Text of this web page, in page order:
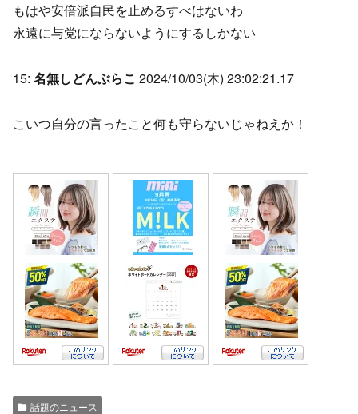
もはや安倍派自民を止めるすべはないわ
永遠に与党にならないようにするしかない
15: 名無しどんぶらこ 2024/10/03(木) 23:02:21.17
こいつ自分の言ったこと何も守らないじゃねえか！
話題のニュース